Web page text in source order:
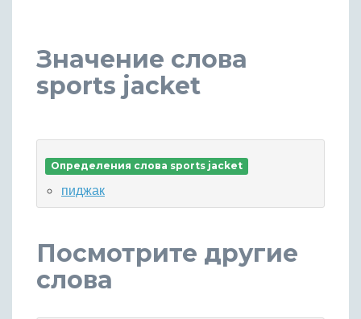
Значение слова
sports jacket
Определения слова sports jacket
пиджак
Посмотрите другие
слова